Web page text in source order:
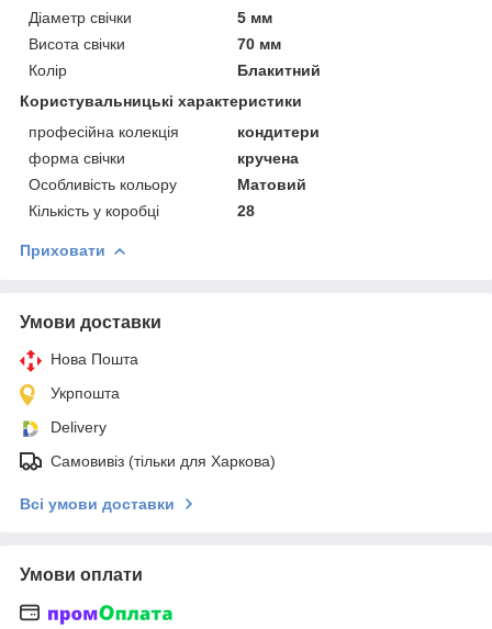
Діаметр свічки
5 мм
Висота свічки
70 мм
Колір
Блакитний
Користувальницькі характеристики
професійна колекція
кондитери
форма свічки
кручена
Особливість кольору
Матовий
Кількість у коробці
28
Приховати
Умови доставки
Нова Пошта
Укрпошта
Delivery
Самовивіз (тільки для Харкова)
Всі умови доставки
Умови оплати